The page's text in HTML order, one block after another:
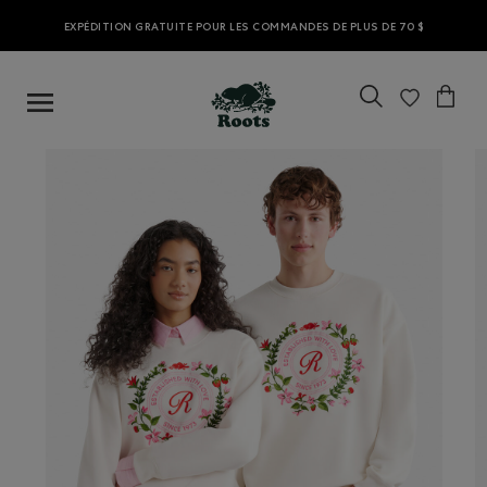
EXPÉDITION GRATUITE POUR LES COMMANDES DE PLUS DE 70 $